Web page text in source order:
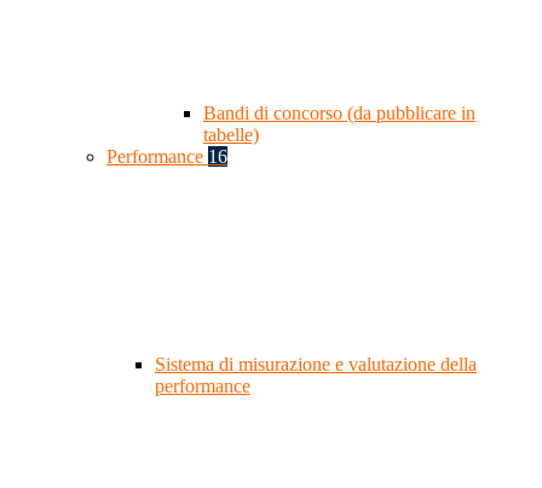
Bandi di concorso (da pubblicare in
tabelle)
Performance 16
Sistema di misurazione e valutazione della
performance